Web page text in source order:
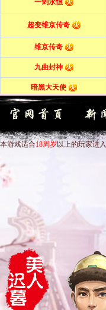
本游戏适合18周岁以上的玩家进入